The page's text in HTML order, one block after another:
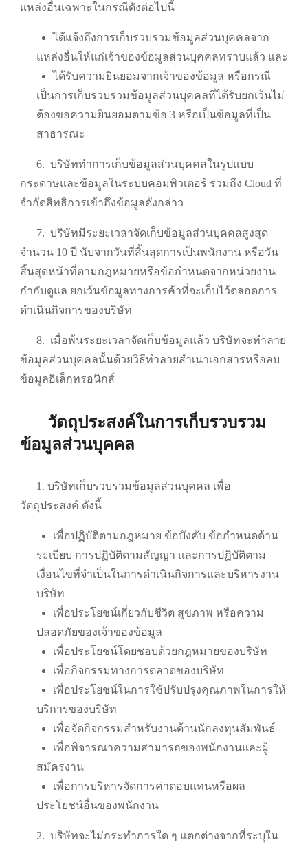
แหล่งอื่นเฉพาะในกรณีดังต่อไปนี้
ได้แจ้งถึงการเก็บรวบรวมข้อมูลส่วนบุคคลจาก
แหล่งอื่นให้แก่เจ้าของข้อมูลส่วนบุคคลทราบแล้ว และ
ได้รับความยินยอมจากเจ้าของข้อมูล หรือกรณี
เป็นการเก็บรวบรวมข้อมูลส่วนบุคคลที่ได้รับยกเว้นไม่
ต้องขอความยินยอมตามข้อ 3 หรือเป็นข้อมูลที่เป็น
สาธารณะ
6. บริษัททำการเก็บข้อมูลส่วนบุคคลในรูปแบบ
กระดาษและข้อมูลในระบบคอมพิวเตอร์ รวมถึง Cloud ที่
จำกัดสิทธิการเข้าถึงข้อมูลดังกล่าว
7. บริษัทมีระยะเวลาจัดเก็บข้อมูลส่วนบุคคลสูงสุด
จำนวน 10 ปี นับจากวันที่สิ้นสุดการเป็นพนักงาน หรือวัน
สิ้นสุดหน้าที่ตามกฎหมายหรือข้อกำหนดจากหน่วยงาน
กำกับดูแล ยกเว้นข้อมูลทางการค้าที่จะเก็บไว้ตลอดการ
ดำเนินกิจการของบริษัท
8. เมื่อพ้นระยะเวลาจัดเก็บข้อมูลแล้ว บริษัทจะทำลาย
ข้อมูลส่วนบุคคลนั้นด้วยวิธีทำลายสำเนาเอกสารหรือลบ
ข้อมูลอิเล็กทรอนิกส์
วัตถุประสงค์ในการเก็บรวบรวม
ข้อมูลส่วนบุคคล
1. บริษัทเก็บรวบรวมข้อมูลส่วนบุคคล เพื่อ
วัตถุประสงค์ ดังนี้
เพื่อปฏิบัติตามกฎหมาย ข้อบังคับ ข้อกำหนดด้าน
ระเบียบ การปฏิบัติตามสัญญา และการปฏิบัติตาม
เงื่อนไขที่จำเป็นในการดำเนินกิจการและบริหารงาน
บริษัท
เพื่อประโยชน์เกี่ยวกับชีวิต สุขภาพ หรือความ
ปลอดภัยของเจ้าของข้อมูล
เพื่อประโยชน์โดยชอบด้วยกฎหมายของบริษัท
เพื่อกิจกรรมทางการตลาดของบริษัท
เพื่อประโยชน์ในการใช้ปรับปรุงคุณภาพในการให้
บริการของบริษัท
เพื่อจัดกิจกรรมสำหรับงานด้านนักลงทุนสัมพันธ์
เพื่อพิจารณาความสามารถของพนักงานและผู้
สมัครงาน
เพื่อการบริหารจัดการค่าตอบแทนหรือผล
ประโยชน์อื่นของพนักงาน
2. บริษัทจะไม่กระทำการใด ๆ แตกต่างจากที่ระบุใน